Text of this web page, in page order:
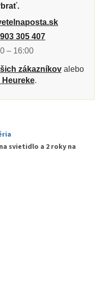
305 407
– 16:00
zákazníkovalebo
Heureke.
svietidlo a 2 roky na